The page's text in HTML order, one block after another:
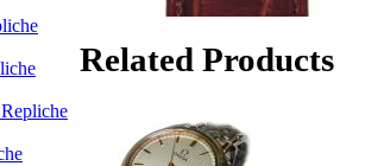
Related Products